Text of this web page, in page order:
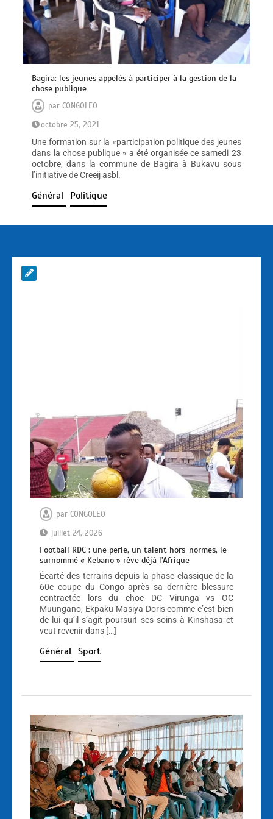
Bagira: les jeunes appelés à participer à la gestion de la
chose publique
parCONGOLEO
octobre 25, 2021
Une formation sur la «participation politique des jeunes
dans la chose publique » a été organisée ce samedi 23
octobre, dans la commune de Bagira à Bukavu sous
l’initiative de Creeij asbl.
Général Politique
par CONGOLEO
juillet 24, 2026
Football RDC : une perle, un talent hors-normes, le
surnommé « Kebano » rêve déjà l’Afrique
Écarté des terrains depuis la phase classique de la
60e coupe du Congo après sa dernière blessure
contractée lors du choc DC Virunga vs OC
Muungano, Ekpaku Masiya Doris comme c’est bien
de lui qu’il s’agit poursuit ses soins à Kinshasa et
veut revenir dans […]
Général Sport